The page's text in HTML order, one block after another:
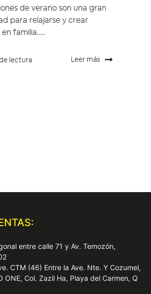
de verano son una gran
para relajarse y crear
familia....
lectura Leer más
entre calle 71 y Av. Temozón,
CTM (46) Entre la Ave. Nte. Y Cozumel,
ONE, Col. Zazil Ha, Playa del Carmen, Q